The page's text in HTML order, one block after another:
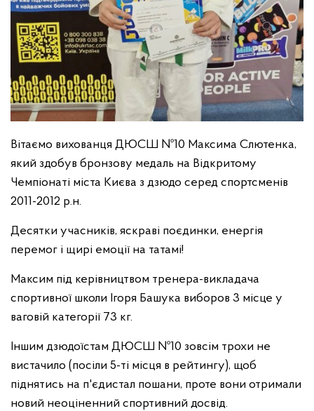
Вітаємо вихованця ДЮСШ №10 Максима Слютенка,
який здобув бронзову медаль на Відкритому
Чемпіонаті міста Києва з дзюдо серед спортсменів
2011-2012 р.н.
Десятки учасників, яскраві поєдинки, енергія
перемог і щирі емоції на татамі!
Максим під керівництвом тренера-викладача
спортивної школи Ігоря Башука виборов 3 місце у
ваговій категорії 73 кг.
Іншим дзюдоїстам ДЮСШ №10 зовсім трохи не
вистачило (посіли 5-ті місця в рейтингу), щоб
піднятись на п'єдистал пошани, проте вони отримали
новий неоціненний спортивний досвід.